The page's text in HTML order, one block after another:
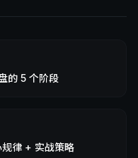
的 5 个阶段
律 + 实战策略